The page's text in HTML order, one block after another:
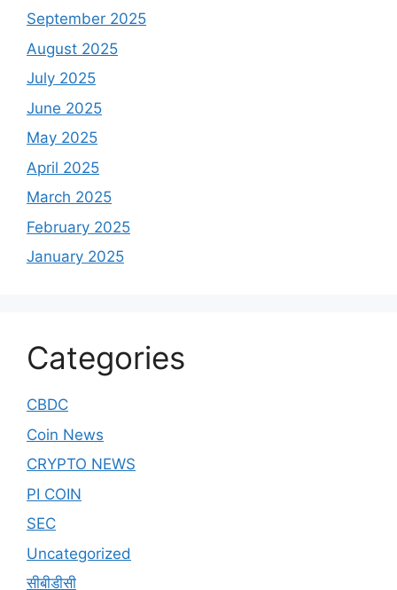
September 2025
August 2025
July 2025
June 2025
May 2025
April 2025
March 2025
February 2025
January 2025
Categories
CBDC
Coin News
CRYPTO NEWS
PI COIN
SEC
Uncategorized
सीबीडीसी